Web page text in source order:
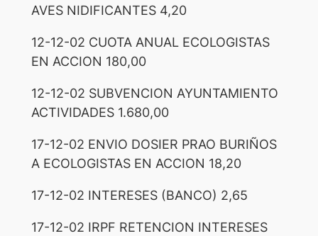
AVES NIDIFICANTES 4,20
12-12-02 CUOTA ANUAL ECOLOGISTAS
EN ACCION 180,00
12-12-02 SUBVENCION AYUNTAMIENTO
ACTIVIDADES 1.680,00
17-12-02 ENVIO DOSIER PRAO BURIÑOS
A ECOLOGISTAS EN ACCION 18,20
17-12-02 INTERESES (BANCO) 2,65
17-12-02 IRPF RETENCION INTERESES